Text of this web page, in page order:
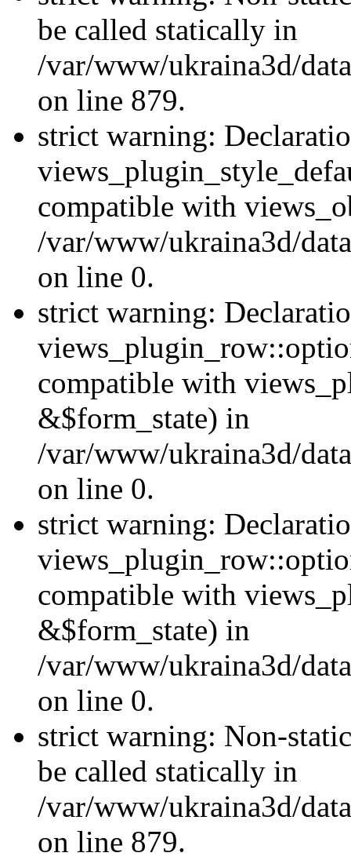
be called statically in
/var/www/ukraina3d/
on line 879.
strict warning:
compatible with
/var/www/ukraina3d/
on line 0.
strict warning:
compatible with
&$form_state) in
/var/www/ukraina3d/
on line 0.
strict warning:
compatible with
&$form_state) in
/var/www/ukraina3d/
on line 0.
strict warning: Non-
be called statically in
/var/www/ukraina3d/
on line 879.